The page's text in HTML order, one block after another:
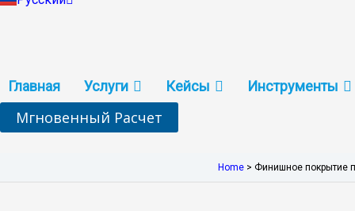
Главная Услуги Кейсы Инструменты
Мгновенный Расчет
Home >Финишное покрытие